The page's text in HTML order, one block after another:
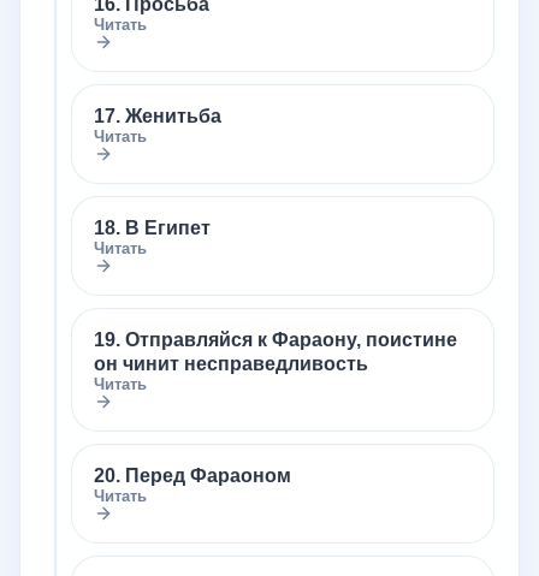
16. Просьба
Читать
17. Женитьба
Читать
18. В Египет
Читать
19. Отправляйся к Фараону, поистине
он чинит несправедливость
Читать
20. Перед Фараоном
Читать